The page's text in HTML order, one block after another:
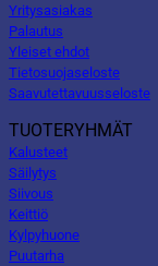
Yritysasiakas
Palautus
Yleiset ehdot
Tietosuojaseloste
Saavutettavuusseloste
TUOTERYHMÄT
Kalusteet
Säilytys
Siivous
Keittiö
Kylpyhuone
Puutarha